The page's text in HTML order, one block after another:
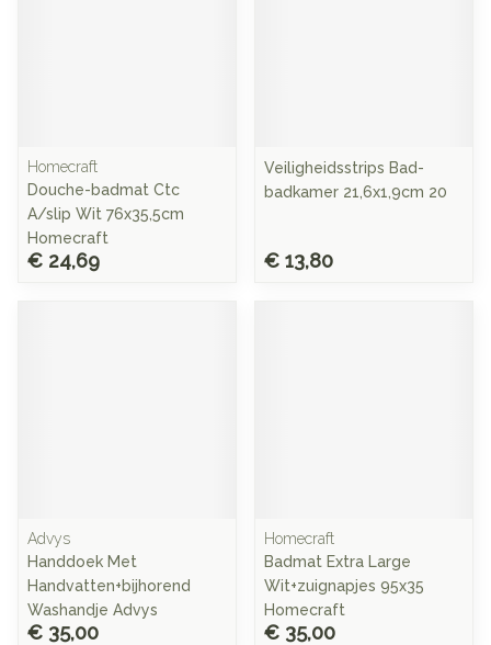
Homecraft
Douche-badmat Ctc
A/slip Wit 76x35,5cm
Homecraft
€ 24,69
Veiligheidsstrips Bad-
badkamer 21,6x1,9cm 20
€ 13,80
Advys
Handdoek Met
Handvatten+bijhorend
Washandje Advys
€ 35,00
Homecraft
Badmat Extra Large
Wit+zuignapjes 95x35
Homecraft
€ 35,00